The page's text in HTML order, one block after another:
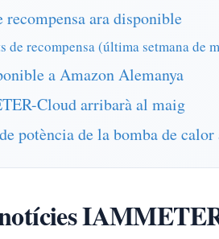
recompensa ara disponible
de recompensa (última setmana de
a Amazon Alemanya
Cloud arribarà al maig
potència de la bomba de calor